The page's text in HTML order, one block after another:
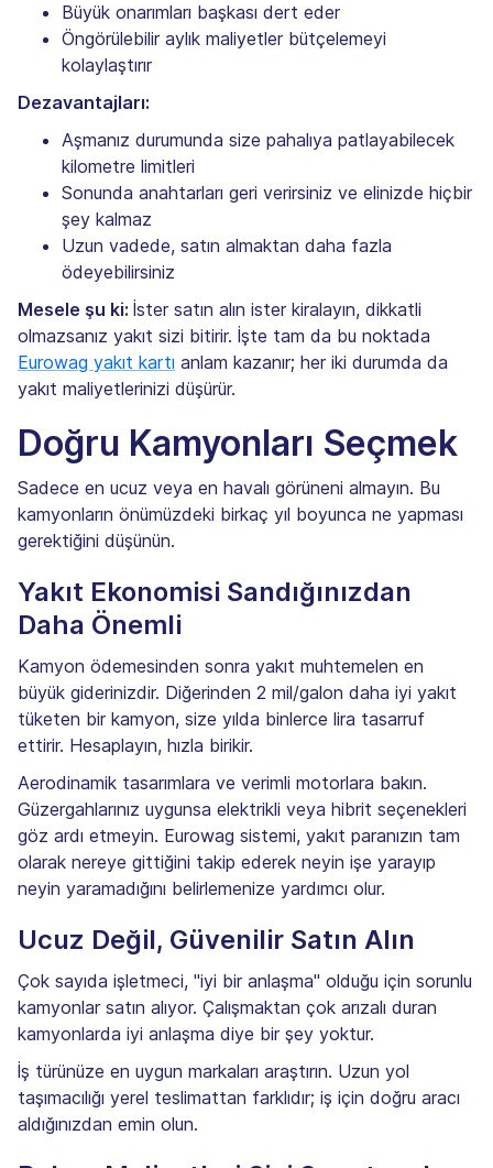
Büyük onarımları başkası dert eder
Öngörülebilir aylık maliyetler bütçelemeyi
kolaylaştırır
Dezavantajları:
Aşmanız durumunda size pahalıya patlayabilecek
kilometre limitleri
Sonunda anahtarları geri verirsiniz ve elinizde hiçbir
şey kalmaz
Uzun vadede, satın almaktan daha fazla
ödeyebilirsiniz
Mesele şu ki: İster satın alın ister kiralayın, dikkatli
olmazsanız yakıt sizi bitirir. İşte tam da bu noktada
Eurowag yakıt kartı anlam kazanır; her iki durumda da
yakıt maliyetlerinizi düşürür.
Doğru Kamyonları Seçmek
Sadece en ucuz veya en havalı görüneni almayın. Bu
kamyonların önümüzdeki birkaç yıl boyunca ne yapması
gerektiğini düşünün.
Yakıt Ekonomisi Sandığınızdan
Daha Önemli
Kamyon ödemesinden sonra yakıt muhtemelen en
büyük giderinizdir. Diğerinden 2 mil/galon daha iyi yakıt
tüketen bir kamyon, size yılda binlerce lira tasarruf
ettirir. Hesaplayın, hızla birikir.
Aerodinamik tasarımlara ve verimli motorlara bakın.
Güzergahlarınız uygunsa elektrikli veya hibrit seçenekleri
göz ardı etmeyin. Eurowag sistemi, yakıt paranızın tam
olarak nereye gittiğini takip ederek neyin işe yarayıp
neyin yaramadığını belirlemenize yardımcı olur.
Ucuz Değil, Güvenilir Satın Alın
Çok sayıda işletmeci, "iyi bir anlaşma" olduğu için sorunlu
kamyonlar satın alıyor. Çalışmaktan çok arızalı duran
kamyonlarda iyi anlaşma diye bir şey yoktur.
İş türünüze en uygun markaları araştırın. Uzun yol
taşımacılığı yerel teslimattan farklıdır; iş için doğru aracı
aldığınızdan emin olun.